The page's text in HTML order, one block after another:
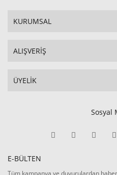
KURUMSAL
ALIŞVERİŞ
ÜYELİK
Sosyal
E-BÜLTEN
Tüm kampanya ve duyurulardan